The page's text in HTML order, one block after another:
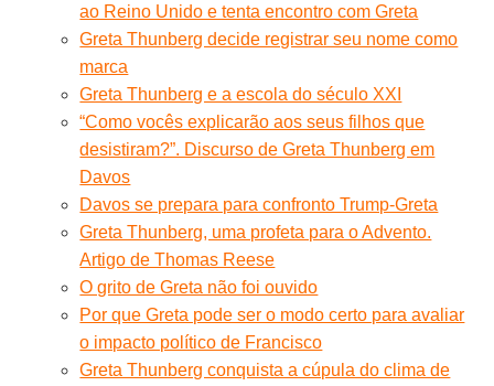
ao Reino Unido e tenta encontro com Greta
Greta Thunberg decide registrar seu nome como
marca
Greta Thunberg e a escola do século XXI
“Como vocês explicarão aos seus filhos que
desistiram?”. Discurso de Greta Thunberg em
Davos
Davos se prepara para confronto Trump-Greta
Greta Thunberg, uma profeta para o Advento.
Artigo de Thomas Reese
O grito de Greta não foi ouvido
Por que Greta pode ser o modo certo para avaliar
o impacto político de Francisco
Greta Thunberg conquista a cúpula do clima de